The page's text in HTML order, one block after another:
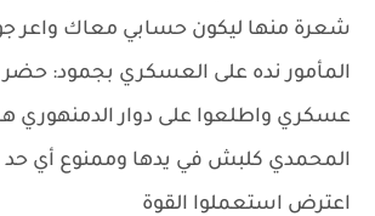
شعرة منها ليكون حسابي معاك واعر
المأمور نده على العسكري بجمود: حضر
عسكري واطلعوا على دوار
المحمدي كلبش في يدها وممنوع أي
اعترض استعملوا القوة